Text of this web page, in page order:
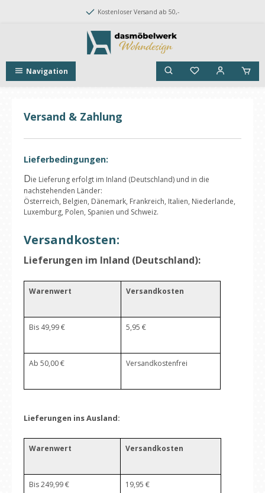
Zum Hauptinhalt springenKostenloser Versand ab 50,-
Navigation Du hast 0
Versand & Zahlung
Lieferbedingungen:
Die Lieferung erfolgt im Inland (Deutschland) und in die
nachstehenden Länder:
Österreich, Belgien, Dänemark, Frankreich, Italien, Niederlande,
Luxemburg, Polen, Spanien und Schweiz.
Versandkosten:
Lieferungen im Inland (Deutschland):
Warenwert Versandkosten
Bis 49,99 € 5,95 €
Ab 50,00 € Versandkostenfrei
Lieferungen ins Ausland:
Warenwert Versandkosten
Bis 249,99 € 19,95 €